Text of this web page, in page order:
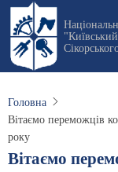
Перейти
основного
вмісту
Головна
Вітаємо переможців
року
Вітаємо